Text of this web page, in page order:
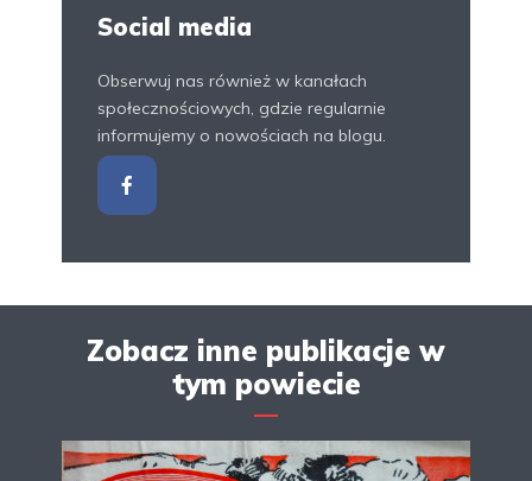
Social media
Obserwuj nas również w kanałach
społecznościowych, gdzie regularnie
informujemy o nowościach na blogu.
Zobacz inne publikacje w
tym powiecie